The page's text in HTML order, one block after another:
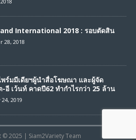
International 2018 : รอบตัดสิน
28, 2018
พร์มมีเดียฯผู้นำสื่อโฆษณา และผู้จัด
-อี เว้นท์ คาดปี62 ทำกำไรกว่า 25 ล้าน
24, 2019
© 2025 | Siam2Variety Team